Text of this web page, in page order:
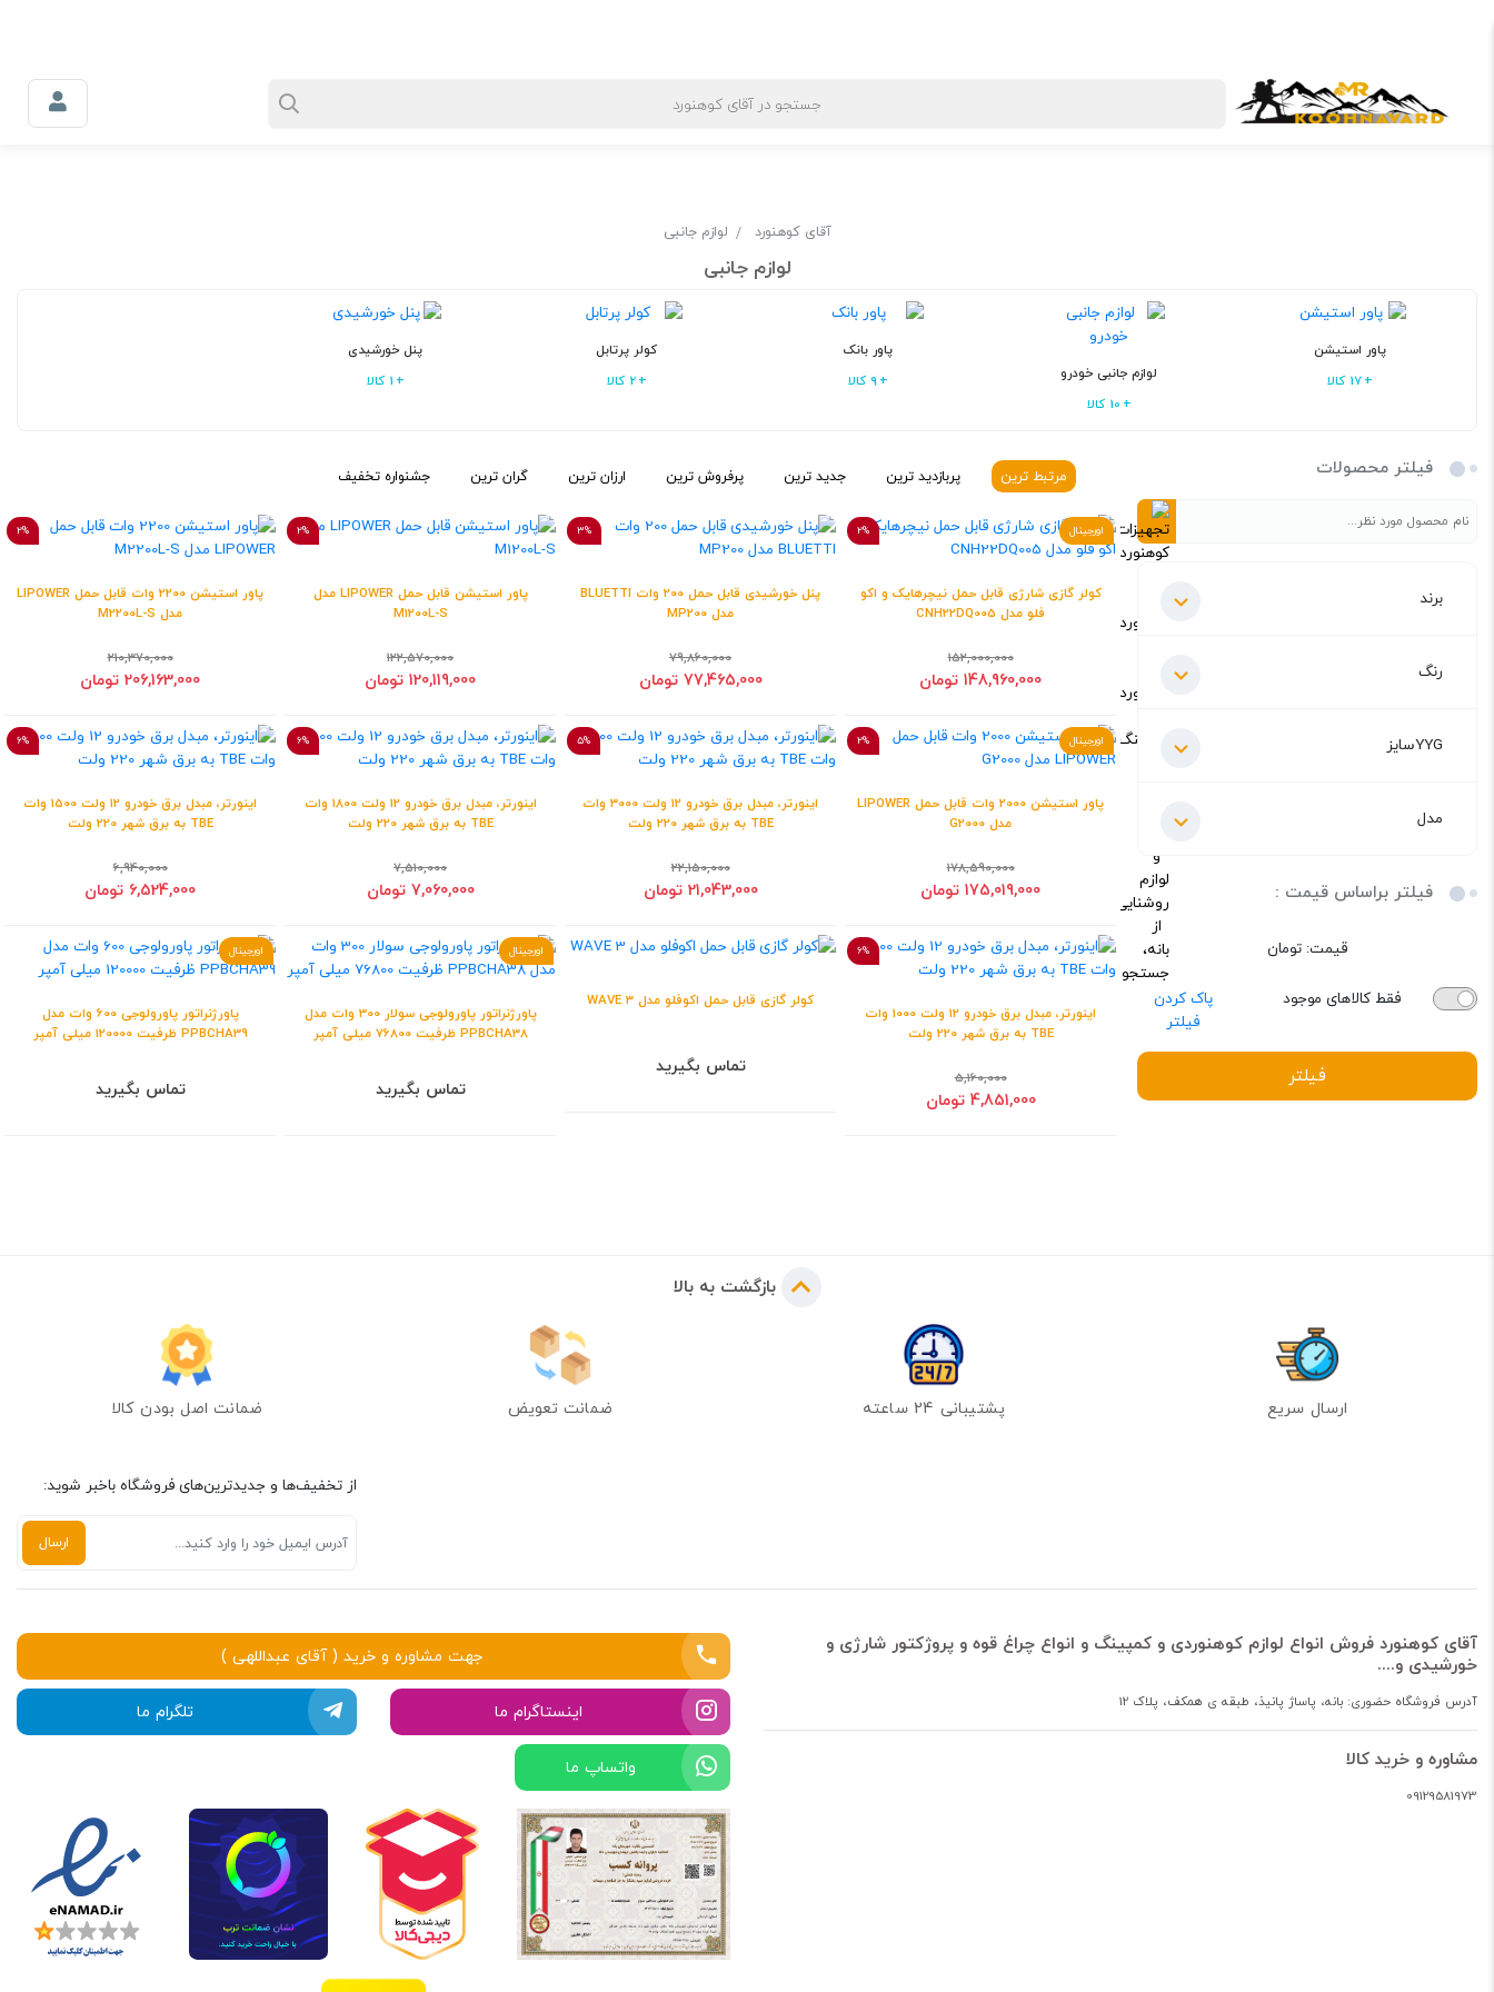
دسته بندی کالاها اکسپلور محبوب ترین برندها سبد خرید
آقای کوهنورد لوازم جانبی
لوازم جانبی
پاور استیشن
17 کالا
لوازم جانبی خودرو
10 کالا
پاور بانک
9 کالا
کولر پرتابل
2 کالا
پنل خورشیدی
1 کالا
فیلتر محصولات
برند
رنگ
YYGسایز
مدل
فیلتر براساس قیمت :
قیمت: تومان
فقط کالاهای موجود
پاک کردن
فیلتر
فیلتر
مرتبط ترین پربازدید ترین جدید ترین پرفروش ترین ارزان ترین گران ترین جشنواره تخفیف
2% اورجینال
کولر گازی شارژی قابل حمل نیچرهایک و اکو
فلو مدل CNH22DQ005
152,000,000
148,960,000 تومان
3%
پنل خورشیدی قابل حمل 200 وات BLUETTI
مدل MP200
79,860,000
77,465,000 تومان
2%
پاور استیشن قابل حمل LIPOWER مدل
M1200L-S
122,570,000
120,119,000 تومان
2%
پاور استیشن 2200 وات قابل حمل LIPOWER
مدل M2200L-S
210,370,000
206,163,000 تومان
2% اورجینال
پاور استیشن 2000 وات قابل حمل LIPOWER
مدل G2000
178,590,000
175,019,000 تومان
5%
اینورتر، مبدل برق خودرو 12 ولت 3000 وات
TBE به برق شهر 220 ولت
22,150,000
21,043,000 تومان
6%
اینورتر، مبدل برق خودرو 12 ولت 1800 وات
TBE به برق شهر 220 ولت
7,510,000
7,060,000 تومان
6%
اینورتر، مبدل برق خودرو 12 ولت 1500 وات
TBE به برق شهر 220 ولت
6,940,000
6,524,000 تومان
6%
اینورتر، مبدل برق خودرو 12 ولت 1000 وات
TBE به برق شهر 220 ولت
5,160,000
4,851,000 تومان
کولر گازی قابل حمل اکوفلو مدل WAVE 3
تماس بگیرید
اورجینال
پاورژنراتور پاورولوجی سولار 300 وات مدل
PPBCHA38 ظرفیت 76800 میلی آمپر
تماس بگیرید
اورجینال
پاورژنراتور پاورولوجی 600 وات مدل
PPBCHA39 ظرفیت 120000 میلی آمپر
تماس بگیرید
بازگشت به بالا
ارسال سریع پشتیبانی 24 ساعته ضمانت تعویض ضمانت اصل بودن کالا
از تخفیف‌ها و جدیدترین‌های فروشگاه باخبر شوید:
آقای کوهنورد فروش انواع لوازم کوهنوردی و کمپینگ و انواع چراغ قوه و پروژکتور شارژی و
خورشیدی و....
آدرس فروشگاه حضوری: بانه، پاساژ پانیذ، طبقه ی همکف، پلاک 12
مشاوره و خرید کالا
09129581973
جهت مشاوره و خرید ( آقای عبداللهی )
اینستاگرام ما
تلگرام ما
واتساپ ما